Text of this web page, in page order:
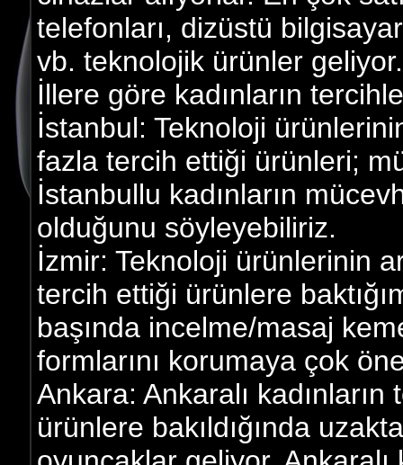
telefonları, dizüstü
vb. teknolojik ürünler geliyor.
İllere göre kadınların
İstanbul: Teknoloji
fazla tercih ettiği ürünleri;
İstanbullu kadınların
olduğunu söyleyebiliriz.
İzmir: Teknoloji ürünlerinin
tercih ettiği ürünlere
başında incelme/masaj
formlarını korumaya çok
Ankara: Ankaralı
ürünlere bakıldığında